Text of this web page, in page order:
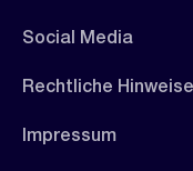
Social Media
Rechtliche Hinweise
Impressum